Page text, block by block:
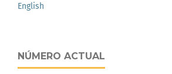
English
NÚMERO ACTUAL